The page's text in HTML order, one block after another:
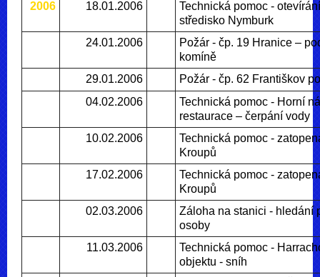
2006 18.01.2006
Technická pomoc -
středisko Nymburk
24.01.2006
Požár - čp. 19 Hranice –
komíně
29.01.2006
Požár - čp. 62 Františkov
04.02.2006
Technická pomoc - Horní
restaurace – čerpání vody
10.02.2006
Technická pomoc -
Kroupů
17.02.2006
Technická pomoc -
Kroupů
02.03.2006
Záloha na stanici - hledání
osoby
11.03.2006
Technická pomoc -
objektu - sníh